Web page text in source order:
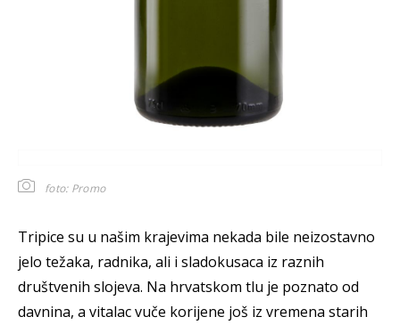
foto: Promo
Tripice su u našim krajevima nekada bile neizostavno
jelo težaka, radnika, ali i sladokusaca iz raznih
društvenih slojeva. Na hrvatskom tlu je poznato od
davnina, a vitalac vuče korijene još iz vremena starih